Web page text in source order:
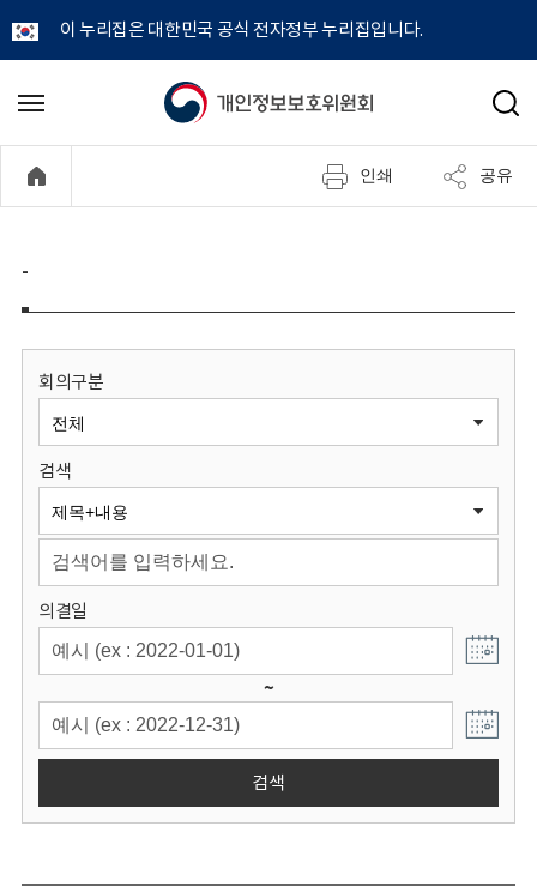
이 누리집은 대한민국 공식 전자정부 누리집입니다.
개
정
보
원
회
메
기
검
인쇄 공유
-
회의구분
검색
의결일
~
검색